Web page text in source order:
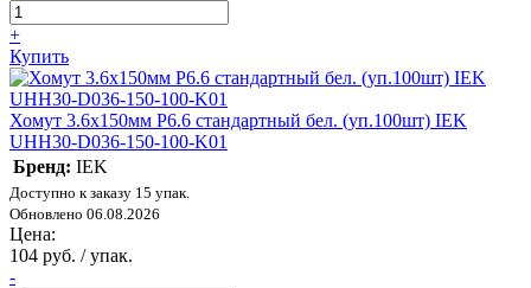
+
Купить
Хомут 3.6х150мм P6.6 стандартный бел. (уп.100шт) IEK
UHH30-D036-150-100-K01
Бренд: IEK
Доступно к заказу 15 упак.
Обновлено 06.08.2026
Цена:
104 руб. / упак.
-